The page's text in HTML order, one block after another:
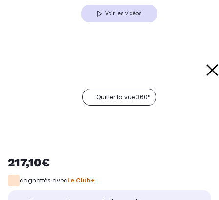
Voir les vidéos
Quitter la vue 360°
217,10€
cagnottés avecLe Club+